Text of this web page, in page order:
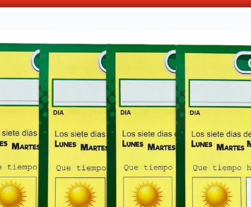
QUIÉNES SOMOS DECO & HOGAR